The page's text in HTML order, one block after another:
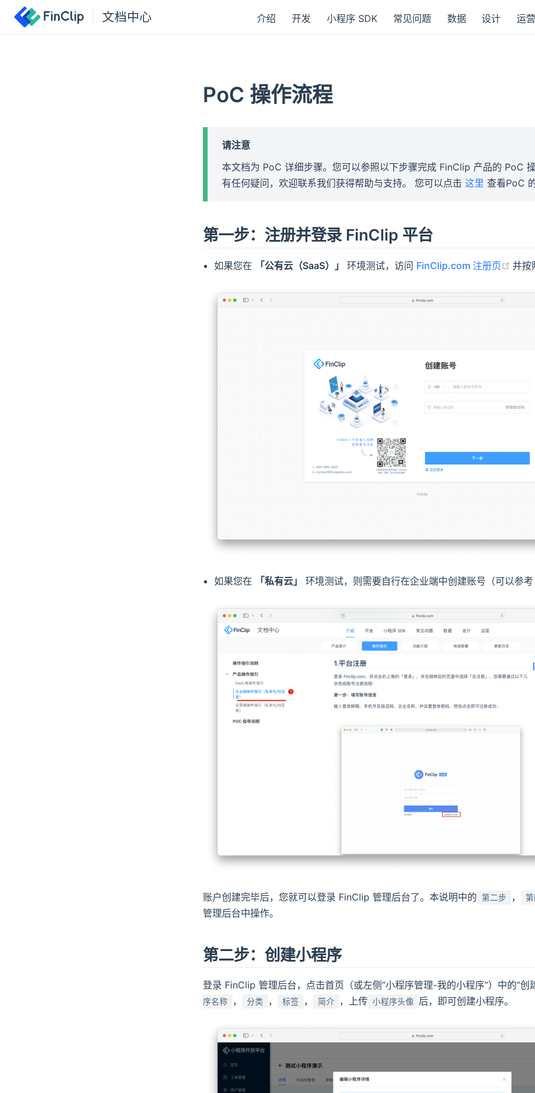
文档中心 介绍 开发 小程序 SDK 常见问题 数据 设计 运营
PoC 操作流程
请注意
本文档为 PoC 详细步骤。您可以参照以下步骤完成 FinClip 产品的 PoC
有任何疑问，欢迎联系我们获得帮助与支持。 您可以点击 这里 查看PoC
第一步：注册并登录 FinClip 平台
如果您在 「公有云（SaaS）」 环境测试，访问 FinClip.com 注册页 并按
如果您在 「私有云」 环境测试，则需要自行在企业端中创建账号（可以参考
账户创建完毕后，您就可以登录 FinClip 管理后台了。本说明中的 第二步 ，
管理后台中操作。
第二步：创建小程序
登录 FinClip 管理后台，点击首页（或左侧“小程序管理-我的小程序”）中的“创
序名称
， 分类 ， 标签 ， 简介 ，上传 小程序头像 后，即可创建小程序。